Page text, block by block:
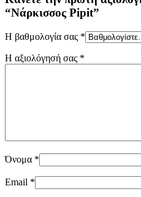
“Νάρκισσος Pipit”
Η βαθμολογία σας *
Η αξιολόγησή σας *
Όνομα *
Email *